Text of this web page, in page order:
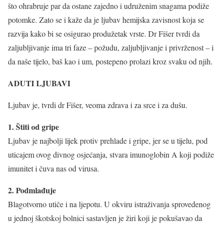
što ohrabruje par da ostane zajedno i udruženim snagama podiže
potomke. Zato se i kaže da je ljubav hemijska zavisnost koja se
razvija kako bi se osigurao produžetak vrste. Dr Fišer tvrdi da
zaljubljivanje ima tri faze – požudu, zaljubljivanje i privrženost – i
da naše tijelo, baš kao i um, postepeno prolazi kroz svaku od njih.
ADUTI LJUBAVI
Ljubav je, tvrdi dr Fišer, veoma zdrava i za srce i za dušu.
1. Štiti od gripe
Ljubav je najbolji lijek protiv prehlade i gripe, jer se u tijelu, pod
uticajem ovog divnog osjećanja, stvara imunoglobin A koji podiže
imunitet i čuva nas od virusa.
2. Podmlađuje
Blagotvorno utiče i na ljepotu. U okviru istraživanja sprovedenog
u jednoj škotskoj bolnici sastavljen je žiri koji je pokušavao da